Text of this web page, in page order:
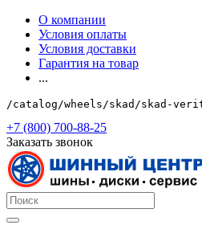
О компании
Условия оплаты
Условия доставки
Гарантия на товар
...
/catalog/wheels/skad/skad-
+7 (800) 700-88-25
Заказать звонок